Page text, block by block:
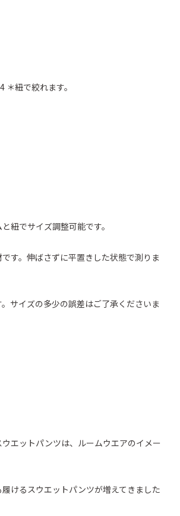
紐で絞れます。
紐でサイズ調整可能です。
す。伸ばさずに平置きした状態で測りま
サイズの多少の誤差はご了承くださいま
エットパンツは、ルームウエアのイメー
けるスウエットパンツが増えてきました